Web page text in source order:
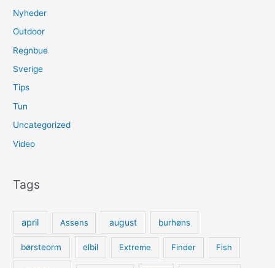
Nyheder
Outdoor
Regnbue
Sverige
Tips
Tun
Uncategorized
Video
Tags
april Assens august burhøns
børsteorm elbil Extreme Finder Fish